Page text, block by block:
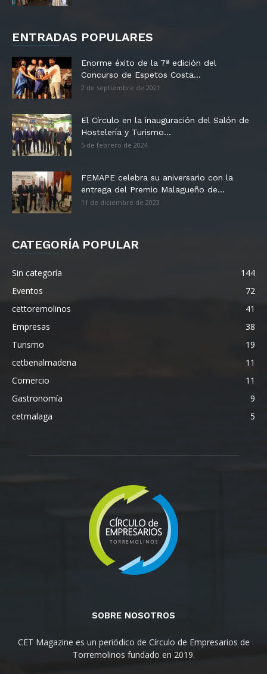
ENTRADAS POPULARES
Enorme éxito de la 7ª edición del
Concurso de Espetos Costa...
2 de septiembre de 2021
El Círculo en la inauguración del Salón de
Hostelería y Turismo...
5 de febrero de 2024
FEMAPE celebra su aniversario con la
entrega del Premio Malagueño de...
11 de diciembre de 2023
CATEGORÍA POPULAR
Sin categoría
144
Eventos
72
cettoremolinos
41
Empresas
38
Turismo
19
cetbenalmadena
11
Comercio
11
Gastronomía
9
cetmalaga
5
SOBRE NOSOTROS
CET Magazine es un periódico de Círculo de Empresarios de
Torremolinos fundado en 2019.